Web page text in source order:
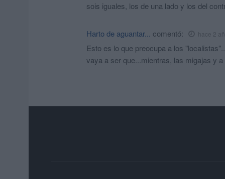
sois iguales, los de una lado y los del
Harto de aguantar... comentó: hace 2
Esto es lo que preocupa a los
vaya a ser que...mientras, las migajas y